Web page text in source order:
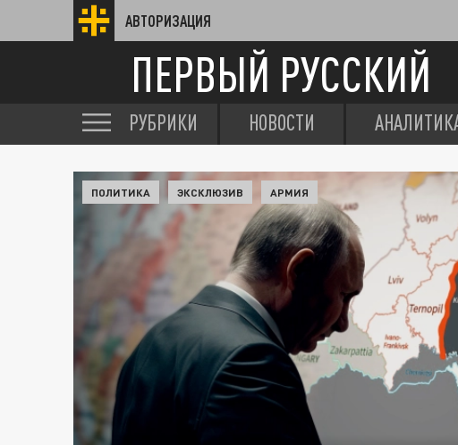
АВТОРИЗАЦИЯ
ПЕРВЫЙ РУССКИЙ
РУБРИКИ НОВОСТИ
ПОЛИТИКА ЭКСКЛЮЗИВ АРМИЯ